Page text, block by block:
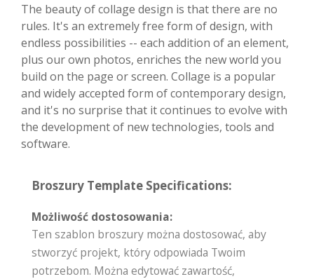
The beauty of collage design is that there are no
rules. It's an extremely free form of design, with
endless possibilities -- each addition of an element,
plus our own photos, enriches the new world you
build on the page or screen. Collage is a popular
and widely accepted form of contemporary design,
and it's no surprise that it continues to evolve with
the development of new technologies, tools and
software.
Broszury Template Specifications:
Możliwość dostosowania:
Ten szablon broszury można dostosować, aby
stworzyć projekt, który odpowiada Twoim
potrzebom. Można edytować zawartość,